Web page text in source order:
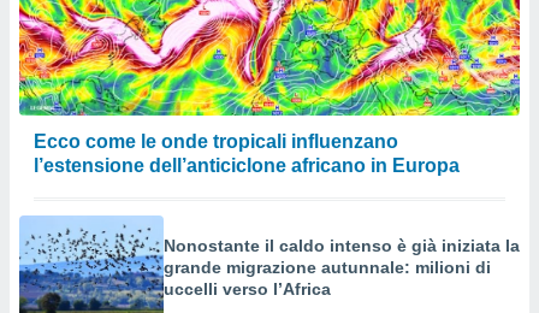
Ecco come le onde tropicali influenzano
l’estensione dell’anticiclone africano in Europa
Nonostante il caldo intenso è già iniziata la
grande migrazione autunnale: milioni di
uccelli verso l’Africa